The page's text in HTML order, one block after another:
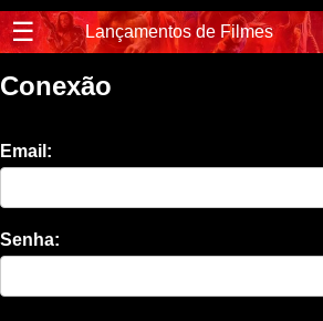
☰ Lançamentos de Filmes
Conexão
Email:
Senha: